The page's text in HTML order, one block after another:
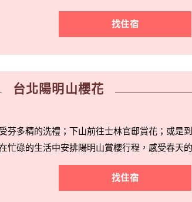
找住宿
台北陽明山櫻花
芬多精的洗禮；下山前往士林官邸賞花；或是
忙碌的生活中安排陽明山賞櫻行程，感受春天
找住宿